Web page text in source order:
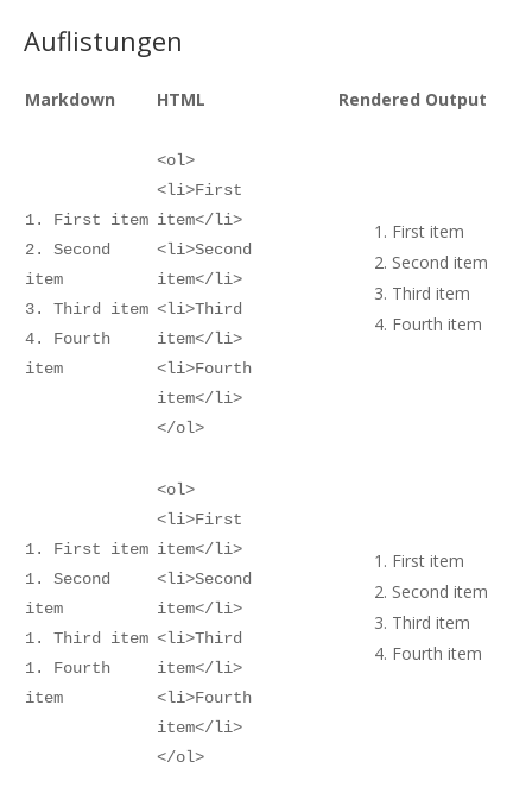
Auflistungen
Markdown HTML Rendered Output
1. First item
2. Second
item
3. Third item
4. Fourth
item
<ol>
<li>First
item</li>
<li>Second
item</li>
<li>Third
item</li>
<li>Fourth
item</li>
</ol>
First item
Second item
Third item
Fourth item
1. First item
1. Second
item
1. Third item
1. Fourth
item
<ol>
<li>First
item</li>
<li>Second
item</li>
<li>Third
item</li>
<li>Fourth
item</li>
</ol>
First item
Second item
Third item
Fourth item